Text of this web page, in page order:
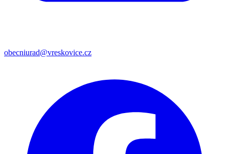
obecniurad@vreskovice.cz